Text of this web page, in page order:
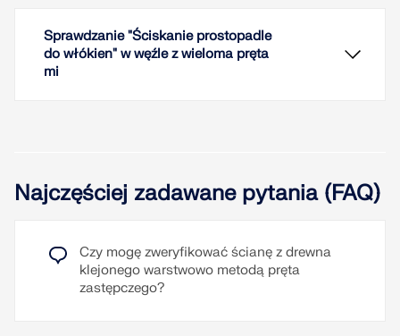
szkieletowe (panele szkieletowe) zgodnie z
amerykańskimi normami NDS i SDPWS oraz
Można obliczać pojedyncze ściany lub całe
konstrukcje 3D (także hybrydowe). Podczas
modelowania automatycznie tworzone są słupki,
drewna można wymiarować panele szkieletowe, a
tym samym drewniane ściany i stropy szkieletowe,
zgodnie z następującymi normami:
Sprawdzanie "Ściskanie prostopadle
do włókien" w węźle z wieloma pręta
mi
Najczęściej zadawane pytania (FAQ)
Czy mogę zweryfikować ścianę z drewna
klejonego warstwowo metodą pręta
zastępczego?